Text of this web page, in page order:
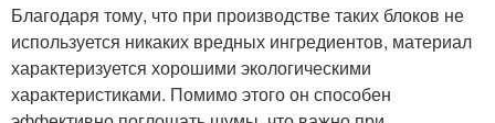
Благодаря тому, что при производстве таких блоков не
используется никаких вредных ингредиентов, материал
характеризуется хорошими экологическими
характеристиками. Помимо этого он способен